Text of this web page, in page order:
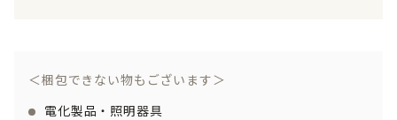
＜梱包できない物もございます＞
電化製品・照明器具